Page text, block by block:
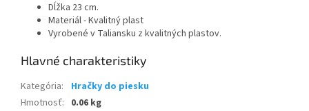
Dĺžka 23 cm.
Materiál - Kvalitný plast
Vyrobené v Taliansku z kvalitných plastov.
Kategória:
Hračky do piesku
Hmotnosť: 0.06 kg